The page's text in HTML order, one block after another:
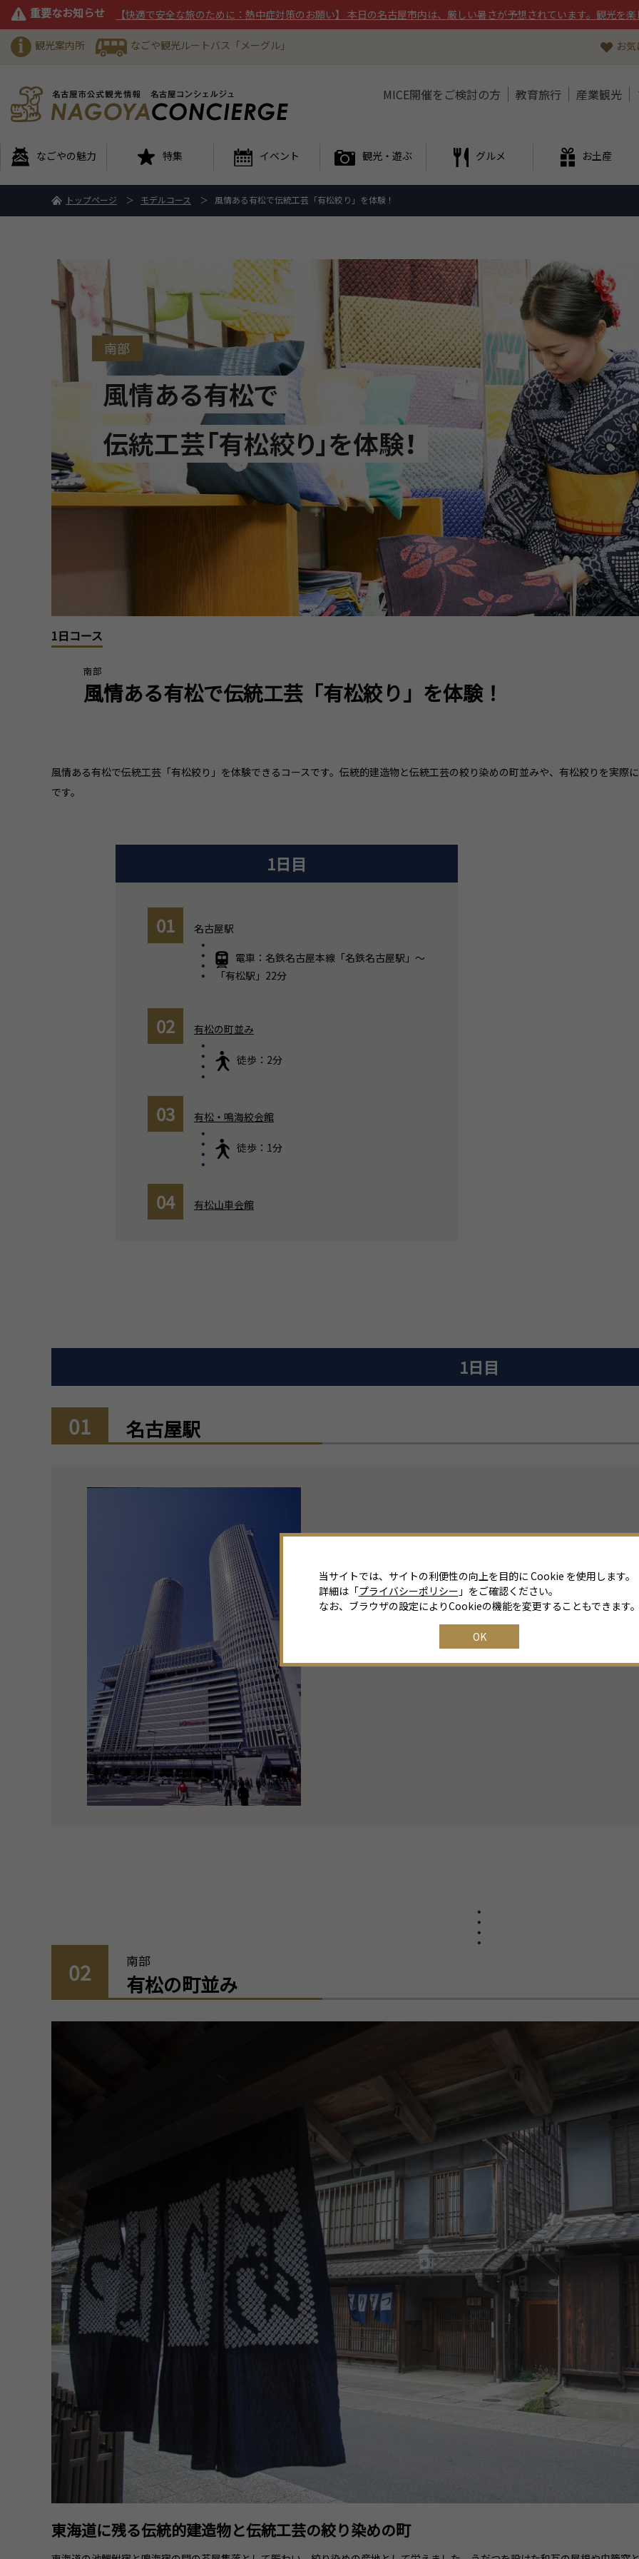
重要なお知らせ 【快適で安全な旅のために：熱中症対策のお願い】 本日の名古屋市内は、厳しい暑さが予想されています。観光を
観光案内所 なごや観光ルートバス「メーグル」 お
MICE開催をご検討の方 教育旅行 産業観光
なごやの魅力 特集 イベント 観光・遊ぶ グルメ お土産
トップページ モデルコース 風情ある有松で伝統工芸「有松絞り」を体験！
1日コース
南部
風情ある有松で伝統工芸「有松絞り」を体験！
風情ある有松で伝統工芸「有松絞り」を体験できるコースです。伝統的建造物と伝統工芸の絞り染めの町並みや、有松絞りを実際
です。
1日目
01 名古屋駅
電車：名鉄名古屋本線「名鉄名古屋駅」～
「有松駅」22分
02 有松の町並み
徒歩：2分
03 有松・鳴海絞会館
徒歩：1分
04 有松山車会館
1日目
01 名古屋駅
02 南部
有松の町並み
東海道に残る伝統的建造物と伝統工芸の絞り染めの町
当サイトでは、サイトの利便性の向上を目的に Cookie を使用します。
詳細は「プライバシーポリシー 」をご確認ください。
なお、ブラウザの設定によりCookieの機能を変更することもできます
OK